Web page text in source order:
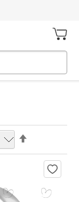
Meu
Definir
Decrescente